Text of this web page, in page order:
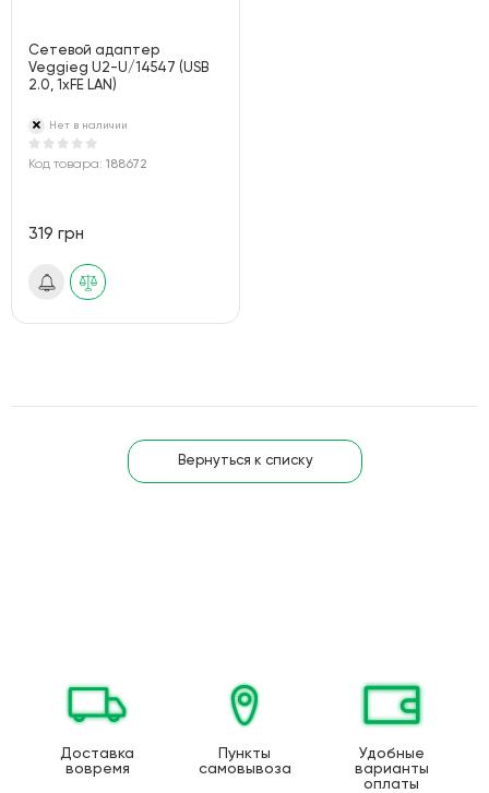
Сетевой адаптер
Veggieg U2-U/14547 (USB
2.0, 1хFE LAN)
Нет в наличии
Код товара: 188672
319 грн
Вернуться к списку
Доставка
вовремя
Пункты
самовывоза
Удобные
варианты
оплаты